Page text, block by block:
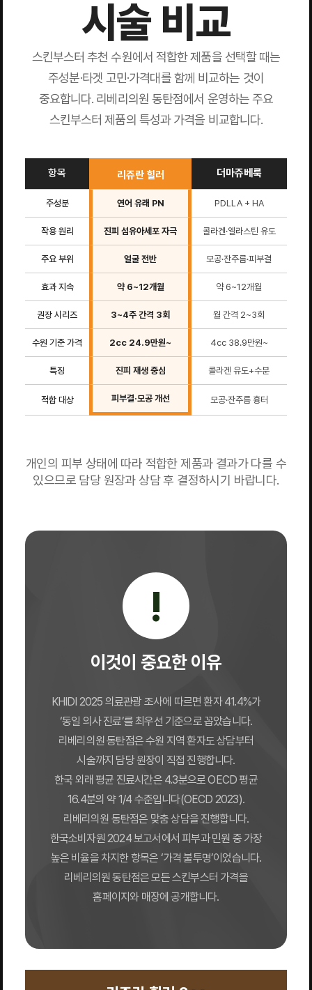
시술 비교
스킨부스터 추천 수원에서 적합한 제품을 선택할 때는
주성분·타겟 고민·가격대를 함께 비교하는 것이
중요합니다. 리베리의원 동탄점에서 운영하는 주요
스킨부스터 제품의 특성과 가격을 비교합니다.
항목 리쥬란 힐러 더마쥬베룩
주성분 연어 유래 PN PDLLA + HA
작용 원리 진피 섬유아세포 자극 콜라겐·엘라스틴 유도
주요 부위 얼굴 전반 모공·잔주름·피부결
효과 지속 약 6~12개월 약 6~12개월
권장 시리즈 3~4주 간격 3회 월 간격 2~3회
수원 기준 가격 2cc 24.9만원~ 4cc 38.9만원~
특징 진피 재생 중심 콜라겐 유도+수분
적합 대상 피부결·모공 개선 모공·잔주름 흉터
개인의 피부 상태에 따라 적합한 제품과 결과가 다를 수
있으므로 담당 원장과 상담 후 결정하시기 바랍니다.
!
이것이 중요한 이유
KHIDI 2025 의료관광 조사에 따르면 환자 41.4%가
‘동일 의사 진료’를 최우선 기준으로 꼽았습니다.
리베리의원 동탄점은 수원 지역 환자도 상담부터
시술까지 담당 원장이 직접 진행합니다.
한국 외래 평균 진료시간은 4.3분으로 OECD 평균
16.4분의 약 1/4 수준입니다(OECD 2023).
리베리의원 동탄점은 맞춤 상담을 진행합니다.
한국소비자원 2024 보고서에서 피부과 민원 중 가장
높은 비율을 차지한 항목은 ‘가격 불투명’이었습니다.
리베리의원 동탄점은 모든 스킨부스터 가격을
홈페이지와 매장에 공개합니다.